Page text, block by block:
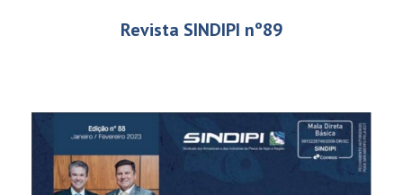
Revista SINDIPI nº89